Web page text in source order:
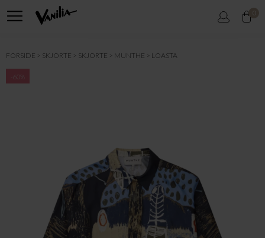
0
FORSIDE SKJORTE SKJORTE MUNTHE LOASTA
-60%